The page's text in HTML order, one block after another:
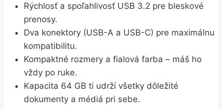
Rýchlosť a spoľahlivosť USB 3.2 pre bleskové
prenosy.
Dva konektory (USB-A a USB-C) pre maximálnu
kompatibilitu.
Kompaktné rozmery a fialová farba – máš ho
vždy po ruke.
Kapacita 64 GB ti udrží všetky dôležité
dokumenty a médiá pri sebe.